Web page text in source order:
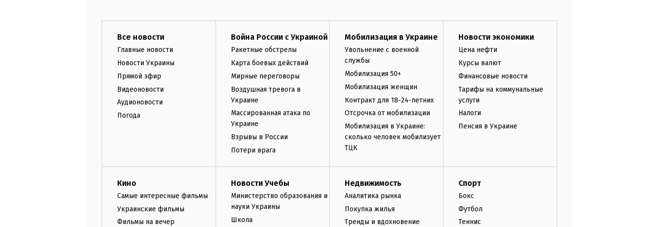
Все новости
Главные новости
Новости Украины
Прямой эфир
Видеоновости
Аудионовости
Погода
Война России с Украиной
Ракетные обстрелы
Карта боевых действий
Мирные переговоры
Воздушная тревога в
Украине
Массированная атака по
Украине
Взрывы в России
Потери врага
Мобилизация в Украине
Увольнение с военной
службы
Мобилизация 50+
Мобилизация женщин
Контракт для 18-24-летних
Отсрочка от мобилизации
Мобилизация в Украине:
сколько человек мобилизует
ТЦК
Новости экономики
Цена нефти
Курсы валют
Финансовые новости
Тарифы на коммунальные
услуги
Налоги
Пенсия в Украине
Кино
Самые интересные фильмы
Украинские фильмы
Фильмы на вечер
Новости Учебы
Министерство образования и
науки Украины
Школа
Недвижимость
Аналитика рынка
Покупка жилья
Тренды и вдохновение
Спорт
Бокс
Футбол
Теннис